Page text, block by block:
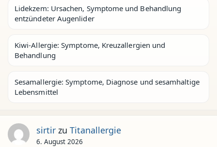
Lidekzem: Ursachen, Symptome und Behandlung
entzündeter Augenlider
Kiwi-Allergie: Symptome, Kreuzallergien und
Behandlung
Sesamallergie: Symptome, Diagnose und sesamhaltige
Lebensmittel
sirtirzu Titanallergie
6. August 2026